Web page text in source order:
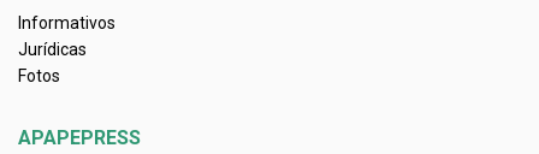
Informativos
Jurídicas
Fotos
APAPEPRESS